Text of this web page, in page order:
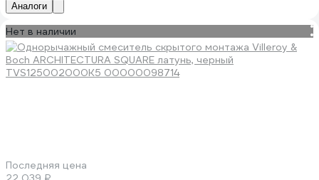
Аналоги
Нет в наличии
Последняя цена